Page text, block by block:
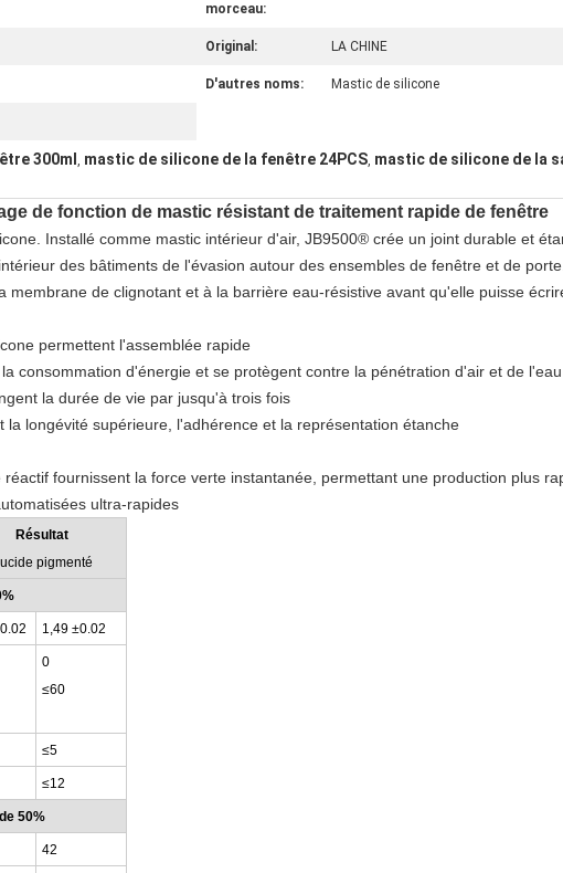
morceau:
Original: LA CHINE
D'autres noms: Mastic de silicone
300ml , mastic de silicone de la fenêtre 24PCS, mastic de silicone de la
de fonction de mastic résistant de traitement rapide de fenêtre
Installé comme mastic intérieur d'air, JB9500® crée un joint durable et
des bâtiments de l'évasion autour des ensembles de fenêtre et de
de clignotant et à la barrière eau-résistive avant qu'elle puisse
permettent l'assemblée rapide
consommation d'énergie et se protègent contre la pénétration d'air et de l'eau
la durée de vie par jusqu'à trois fois
longévité supérieure, l'adhérence et la représentation étanche
fournissent la force verte instantanée, permettant une production plus
ultra-rapides
Résultat
pigmenté
1,49 ±0.02
0
≤60
≤5
≤12
50%
42